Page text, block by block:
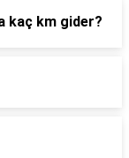
kaç km gider?